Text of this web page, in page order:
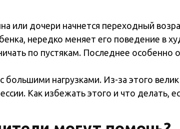
или дочери начнется переходный
нередко меняет его поведение в
по пустякам. Последнее особенно
большими нагрузками. Из-за этого
Как избежать этого и что делать,